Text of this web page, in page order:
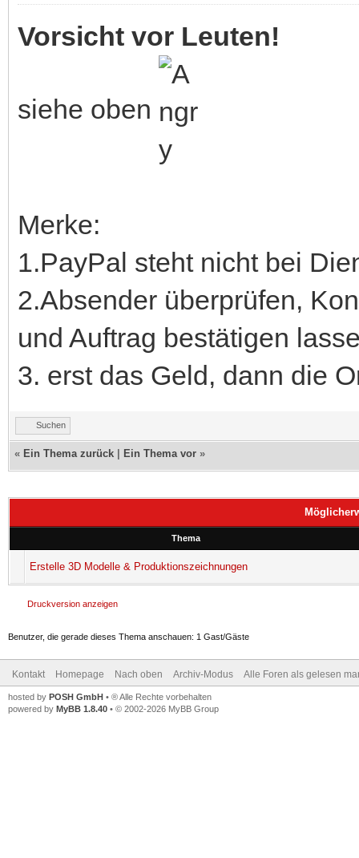
Vorsicht vor Leuten!
siehe oben
Merke:
1.PayPal steht nicht bei
2.Absender überprüfen,
und Auftrag bestätigen
3. erst das Geld, dann die
Suchen
« Ein Thema zurück Ein Thema vor »
Thema
Erstelle 3D Modelle & Produktionszeichnungen
Druckversion anzeigen
Benutzer, die gerade dieses Thema anschauen: 1 Gast/Gäste
Kontakt Homepage Nach oben Archiv-Modus Alle Foren als gelesen
hosted by POSH GmbH • ® Alle Rechte vorbehalten
powered by MyBB 1.8.40 • © 2002-2026 MyBB Group